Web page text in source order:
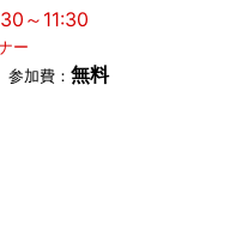
～11:30
ー
参加費： 無料